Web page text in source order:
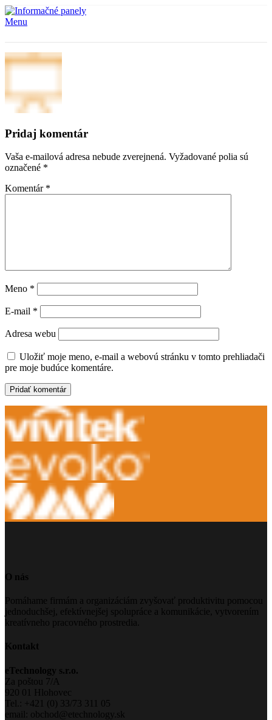
Menu
Pridaj komentár
Vaša e-mailová adresa nebude zverejnená. Vyžadované polia sú
označené *
Komentár *
Meno *
E-mail *
Adresa webu
Uložiť moje meno, e-mail a webovú stránku v tomto prehliadači
pre moje budúce komentáre.
O nás
Pomáhame firmám a organizáciám zvyšovať produktivitu pomocou
jednoduchšej, efektívnejšej spolupráce a komunikácie, vytvorením
kreatívneho pracovného prostredia.
Kontakt
eTechnology s.r.o.
Za poštou 7/A
920 01 Hlohovec
Tel.: +421 (0) 33/73 311 05
email: obchod@etechnology.sk